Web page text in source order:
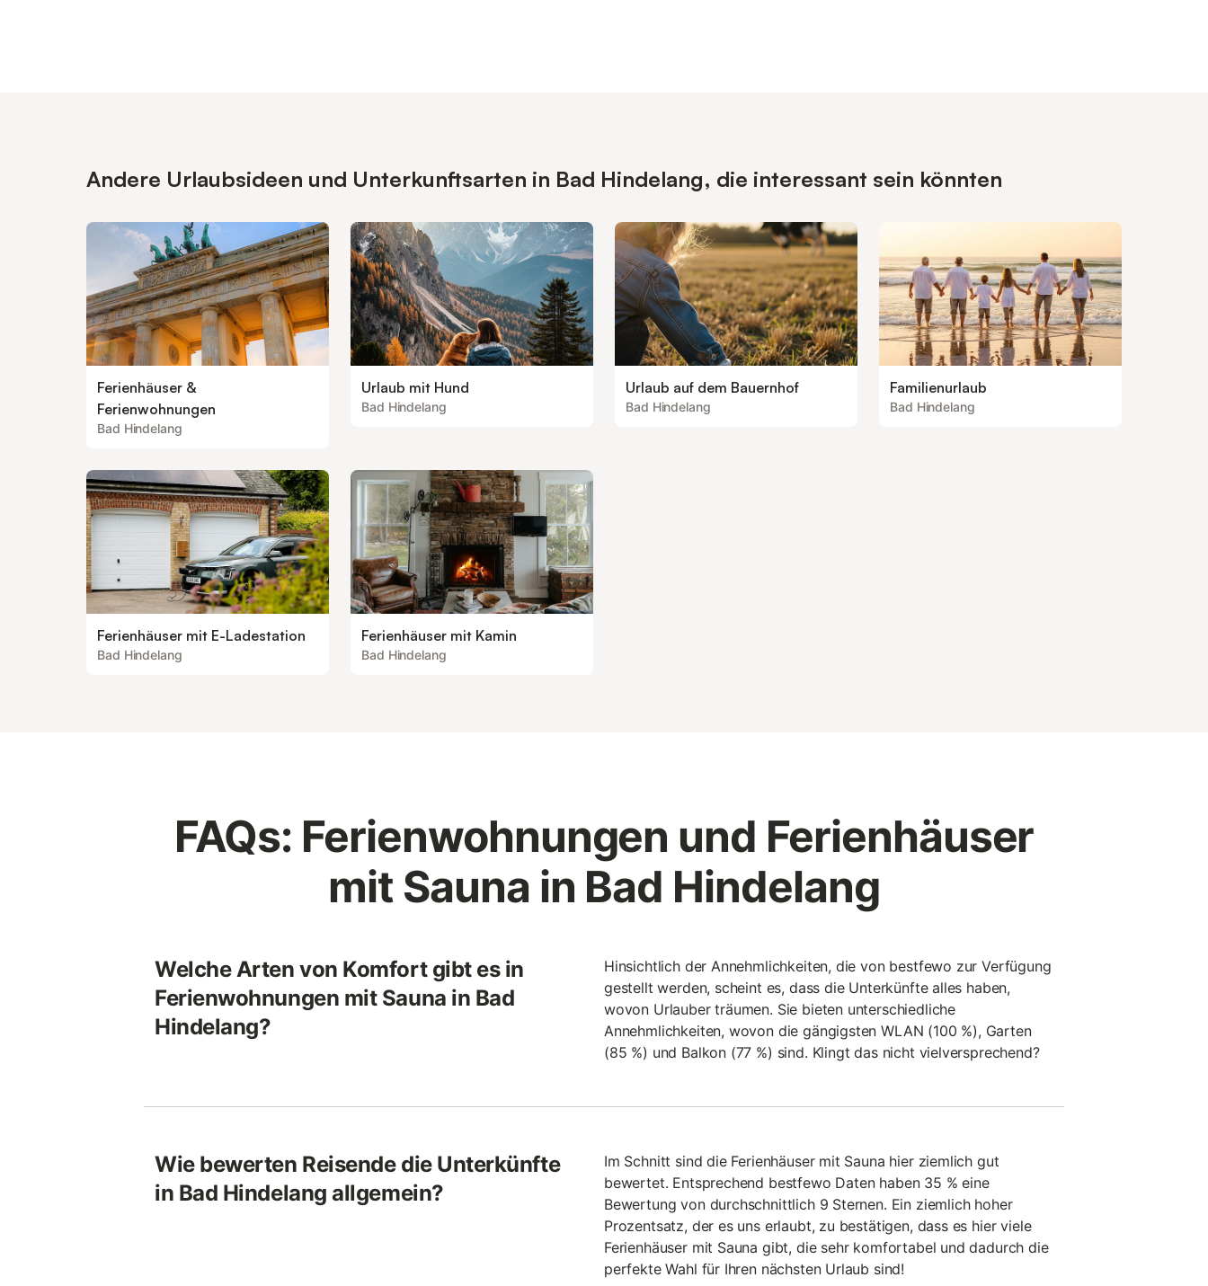
Andere Urlaubsideen und Unterkunftsarten in Bad Hindelang, die interessant sein könnten
Ferienhäuser &
Ferienwohnungen
Bad Hindelang
Urlaub mit Hund
Bad Hindelang
Urlaub auf dem Bauernhof
Bad Hindelang
Familienurlaub
Bad Hindelang
Ferienhäuser mit E-Ladestation
Bad Hindelang
Ferienhäuser mit Kamin
Bad Hindelang
FAQs: Ferienwohnungen und Ferienhäuser
mit Sauna in Bad Hindelang
Welche Arten von Komfort gibt es in
Ferienwohnungen mit Sauna in Bad
Hindelang?
Hinsichtlich der Annehmlichkeiten, die von bestfewo zur Verfügung
gestellt werden, scheint es, dass die Unterkünfte alles haben,
wovon Urlauber träumen. Sie bieten unterschiedliche
Annehmlichkeiten, wovon die gängigsten WLAN (100 %), Garten
(85 %) und Balkon (77 %) sind. Klingt das nicht vielversprechend?
Wie bewerten Reisende die Unterkünfte
in Bad Hindelang allgemein?
Im Schnitt sind die Ferienhäuser mit Sauna hier ziemlich gut
bewertet. Entsprechend bestfewo Daten haben 35 % eine
Bewertung von durchschnittlich 9 Sternen. Ein ziemlich hoher
Prozentsatz, der es uns erlaubt, zu bestätigen, dass es hier viele
Ferienhäuser mit Sauna gibt, die sehr komfortabel und dadurch die
perfekte Wahl für Ihren nächsten Urlaub sind!